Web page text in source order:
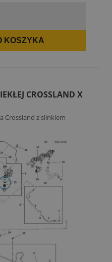
KOSZYKA
CROSSLAND X
Crossland z silnkiem